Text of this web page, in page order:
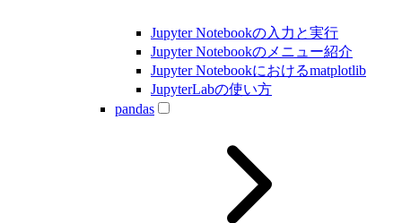
Jupyter Notebookの入力と実行
Jupyter Notebookのメニュー紹介
Jupyter Notebookにおけるmatplotlib
JupyterLabの使い方
pandas